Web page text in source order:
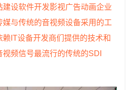
建设软件开发影视广告动画企业
与传统的音视频设备采用的工
IT设备开发商们提供的技术和
频信号最流行的传统的SDI